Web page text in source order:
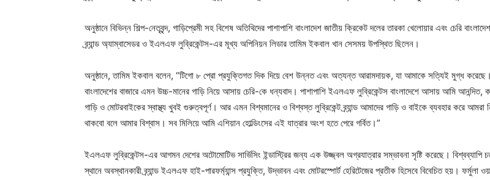
অনুষ্ঠানে বিভিন্ন শিল্প-নেতৃবৃন্দ, গাড়িপ্রেমী সহ বিশেষ অতিথিদের পাশাপাশি বাংলাদেশ জাতীয় ক্রিকেট দলের তারকা খেলোয়ার এবং চেরি
ব্র্যান্ড অ্যাম্বাসেডর ও ইএলএফ লুব্রিকেন্টস-এর মূখ্য অপিনিয়ন লিডার তামিম ইকবাল খান সেসময় উপস্থিত ছিলেন।
অনুষ্ঠানে, তামিম ইকবাল বলেন, “টিগো ৮ প্রো প্রযুক্তিগত দিক দিয়ে বেশ উন্নত এবং অত্যন্ত আরামদায়ক, যা আমাকে সত্যিই মুগ্ধ করেছে।
বাংলাদেশের বাজারে এমন উচ্চ-মানের গাড়ি নিয়ে আসায় চেরি-কে ধন্যবাদ। পাশাপাশি ইএলএফ লুব্রিকেন্টস বাংলাদেশে আসায় আমি আনন্দিত,
গাড়ি ও মোটরবাইকের স্বাস্থ্য খুবই গুরুত্বপূর্ণ। আর এমন বিশ্বমানের ও বিশ্বস্ত লুব্রিকেন্ট ব্র্যান্ড আমাদের গাড়ি ও বাইকে ব্যবহার করে আমরা
থাকবো বলে আমার বিশ্বাস। সব মিলিয়ে আমি এশিয়ান হোল্ডিংসের এই যাত্রার অংশ হতে পেরে গর্বিত।”
ইএলএফ লুব্রিকেন্টস-এর আগমন দেশের অটোমোটিভ সার্ভিসিং ইন্ডাস্ট্রির জন্য এক উজ্জ্বল অগ্রযাত্রার সম্ভাবনা সৃষ্টি করেছে। বিশ্বব্যাপি
স্থানে অবস্থানকারী ব্র্যান্ড ইএলএফ হাই-পারফর্ম্যান্স প্রযুক্তি, উদ্ভাবন এবং মোটরস্পোর্ট হেরিটেজের প্রতীক হিসেবে বিবেচিত হয়। ফর্মুলা